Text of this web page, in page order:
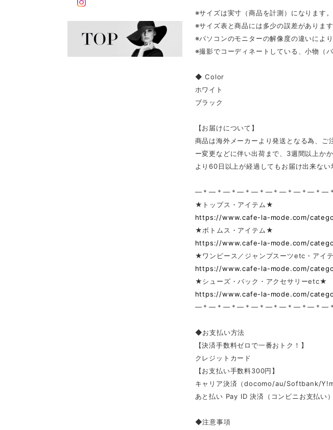
※サイズは実寸（商品を計測）になります。
※サイズ表と商品には多少の誤差がありま
※パソコンのモニターの解像度の違いによ
※撮影でコーディネートしている、小物（
◆ Color
ホワイト
ブラック
【お届けについて】
商品は海外メーカーより発送となる為、
ー変更などに伴い出荷まで、3週間以上か
より60日以上が経過してもお届け出来ない
—＊—＊—＊—＊—＊—＊—＊—＊—＊—
★トップス・アイテム★
https://www.cafe-la-mode.com/
★ボトムス・アイテム★
https://www.cafe-la-mode.com/
★ワンピース／ジャンプスーツetc・アイ
https://www.cafe-la-mode.com/
★シューズ・バック・アクセサリーetc★
https://www.cafe-la-mode.com/
—＊—＊—＊—＊—＊—＊—＊—＊—＊—
◆お支払い方法
【決済手数料ゼロで一番おトク！】
クレジットカード
【お支払い手数料300円】
キャリア決済（docomo/au/Softbank/
あと払い Pay ID 決済（コンビニお支払い）
◆注意事項